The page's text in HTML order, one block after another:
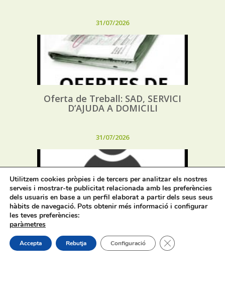
31/07/2026
Oferta de Treball: SAD, SERVICI
D’AJUDA A DOMICILI
31/07/2026
Procés selectiu 1 plaça tècnic/a de
joventut – torn lliure – oposició
Utilitzem cookies pròpies i de tercers per analitzar els nostres
serveis i mostrar-te publicitat relacionada amb les preferències
dels usuaris en base a un perfil elaborat a partir dels seus seus
hàbits de navegació. Pots obtenir més informació i configurar
les teves preferències:
paràmetres
Accepta Rebutja Configuració Tanca el bàner de